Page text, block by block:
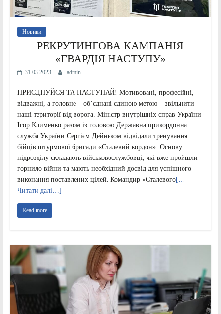
Новини
РЕКРУТИНГОВА КАМПАНІЯ
«ГВАРДІЯ НАСТУПУ»
31.03.2023 admin
ПРИЄДНУЙСЯ ТА НАСТУПАЙ! Мотивовані, професійні,
відважні, а головне – обʼєднані єдиною метою – звільнити
наші території від ворога. Міністр внутрішніх справ України
Ігор Клименко разом із головою Державна прикордонна
служба України Сергієм Дейнеком відвідали тренування
бійців штурмової бригади «Сталевий кордон». Основу
підрозділу складають військовослужбовці, які вже пройшли
горнило війни та мають необхідний досвід для успішного
виконання поставлених цілей. Командир «Сталевого[…
Читати далі…]
Read more